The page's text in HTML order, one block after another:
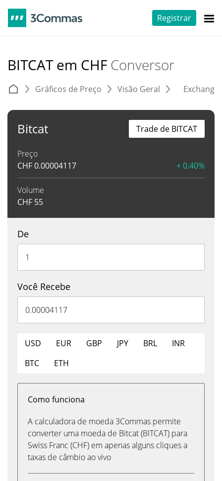
Registrar
BITCAT em CHF Conversor
Gráficos de Preço Visão Geral
Bitcat
Preço
CHF0.00004117 + 0.40%
Volume
CHF 55
Trade de BITCAT
De
Você Recebe
USD EUR GBP JPY BRL
INR
BTC
ETH
Como funciona
A calculadora de moeda 3Commas permite
converter uma moeda de Bitcat (BITCAT) para
Swiss Franc (CHF) em apenas alguns cliques a
taxas de câmbio ao vivo